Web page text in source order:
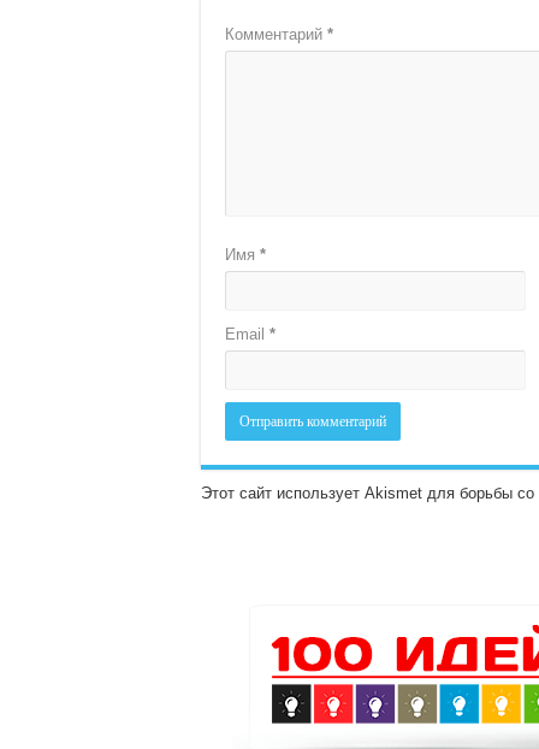
Комментарий *
Имя *
Email *
Этот сайт использует Akismet для борьбы